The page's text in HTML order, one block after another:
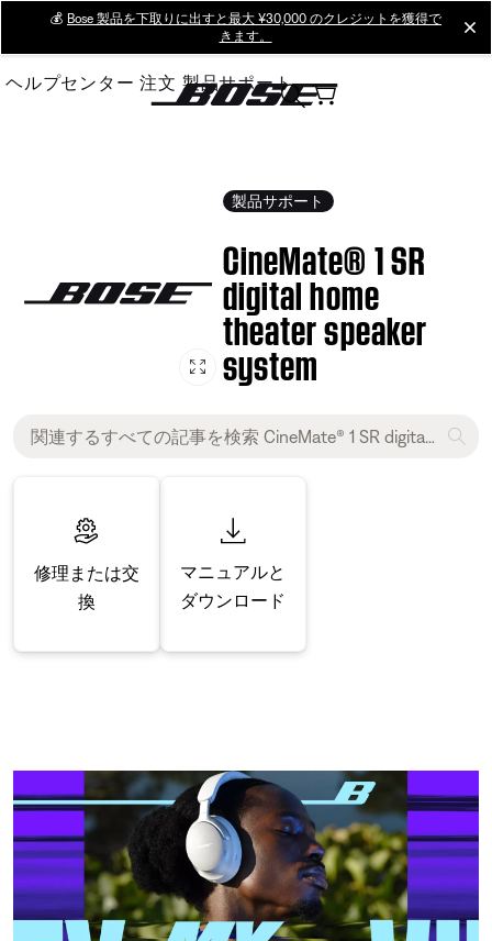
Main
💰 Bose 製品を下取りに出すと最大 ¥30,000 のクレジットを獲得で
きます。
ヘルプセンター 注文 製品サポート
製品サポート
CineMate® 1 SR
digital home
theater speaker
system
修理または交
換
マニュアルと
ダウンロード